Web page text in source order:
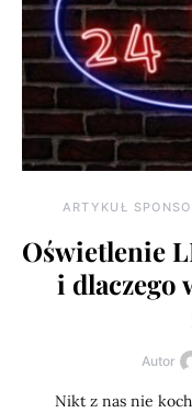
ARTYKUŁ
Oświetlenie
i dlaczego
Autor
Nikt z nas nie